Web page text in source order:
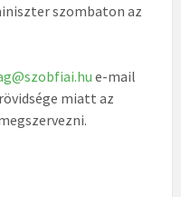
szombaton az
e-mail
miatt az